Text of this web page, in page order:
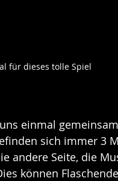
für dieses tolle Spiel
einmal
sich immer 3
andere Seite, die
können